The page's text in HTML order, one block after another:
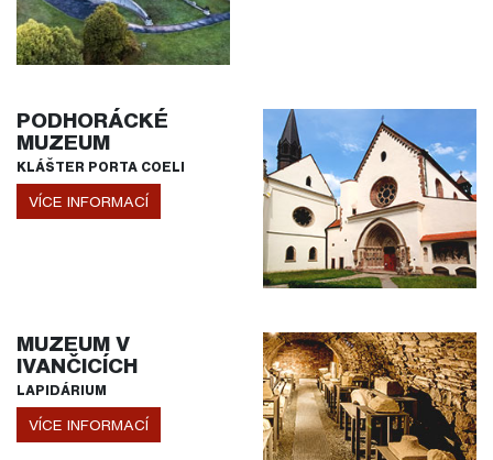
PODHORÁCKÉ
MUZEUM
KLÁŠTER PORTA COELI
VÍCE INFORMACÍ
MUZEUM V
IVANČICÍCH
LAPIDÁRIUM
VÍCE INFORMACÍ